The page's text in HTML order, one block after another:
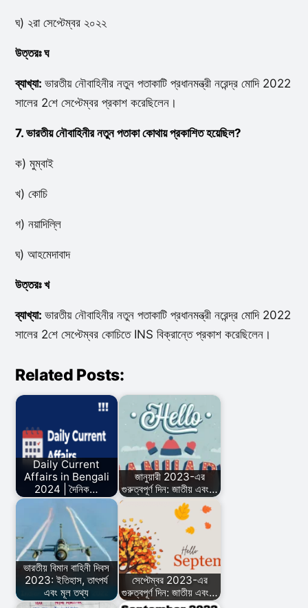
ঘ) ২রা সেপ্টেম্বর ২০২২
উত্তরঃ ঘ
ব্যাখ্যা: ভারতীয় নৌবাহিনীর নতুন পতাকাটি প্রধানমন্ত্রী নরেন্দ্র মোদি 2022
সালের 2শে সেপ্টেম্বর প্রকাশ করেছিলেন।
7. ভারতীয় নৌবাহিনীর নতুন পতাকা কোথায় প্রকাশিত হয়েছিল?
ক) মুম্বাই
খ) কোচি
গ) নয়াদিল্লি
ঘ) আহমেদাবাদ
উত্তরঃ খ
ব্যাখ্যা: ভারতীয় নৌবাহিনীর নতুন পতাকাটি প্রধানমন্ত্রী নরেন্দ্র মোদি 2022
সালের 2শে সেপ্টেম্বর কোচিতে INS বিক্রান্তে প্রকাশ করেছিলেন।
Related Posts:
Daily Current
Affairs in Bengali
2024 | দৈনিক…
জানুয়ারী 2023-এর
গুরুত্বপূর্ণ দিন: জাতীয় এবং…
ভারতীয় বিমান বাহিনী দিবস
2023: ইতিহাস, তাৎপর্য
এবং মূল তথ্য
সেপ্টেম্বর 2023-এর
গুরুত্বপূর্ণ দিন: জাতীয় এবং…